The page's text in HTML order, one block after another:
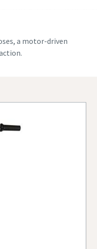
a motor-driven